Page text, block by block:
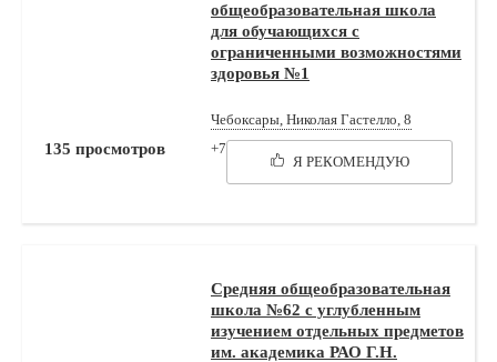
общеобразовательная школа
для обучающихся с
ограниченными возможностями
здоровья №1
Чебоксары, Николая Гастелло, 8
+7 (8352) 52-17-63
Я РЕКОМЕНДУЮ
135 просмотров
Средняя общеобразовательная
школа №62 с углубленным
изучением отдельных предметов
им. академика РАО Г.Н.